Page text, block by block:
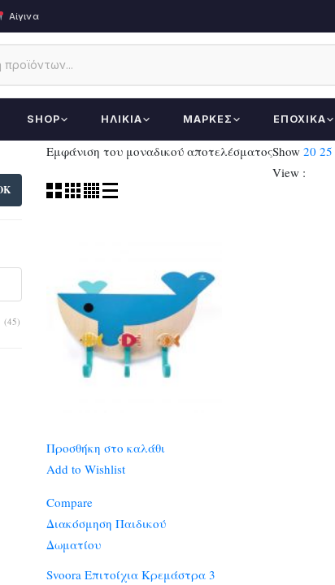
Αίγινα
SHOP ΗΛΙΚΊΑ ΜΆΡΚΕΣ ΕΠΟΧΙΚΆ
Εμφάνιση του μοναδικού αποτελέσματοςShow 20 25
View :
Προσθήκη στο καλάθι
Add to Wishlist
Compare
Διακόσμηση Παιδικού
Δωματίου
Svoora Επιτοίχια Κρεμάστρα 3
(45)